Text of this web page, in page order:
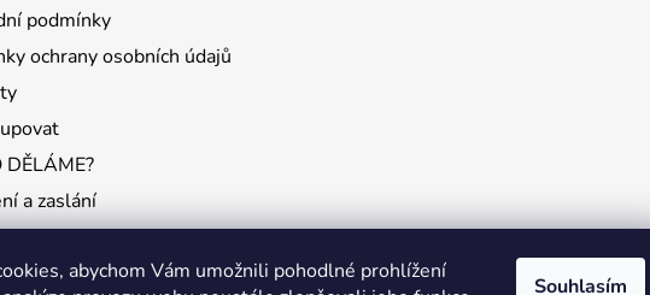
abychom Vám umožnili pohodlné prohlížení
Souhlasím
podmínky
ochrany osobních údajů
DĚLÁME?
a zaslání